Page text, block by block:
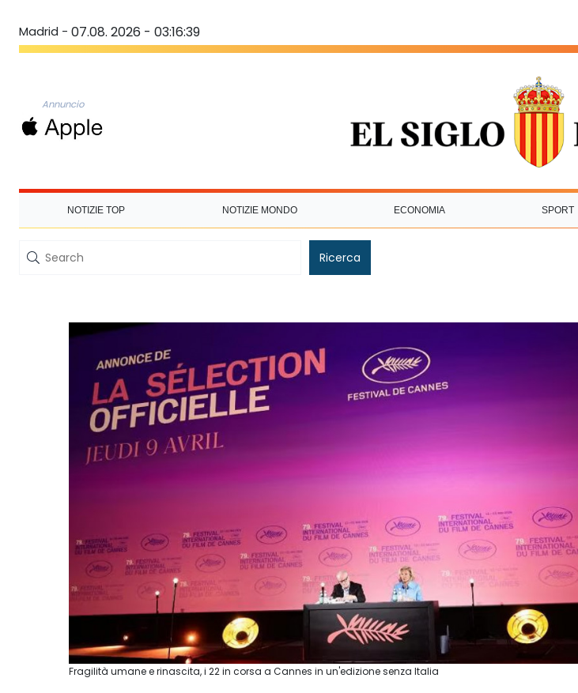
Madrid - 07.08. 2026 - 03:16:40
Annuncio
NOTIZIE TOP NOTIZIE MONDO ECONOMIA SPORT
Ricerca
Fragilità umane e rinascita, i 22 in corsa a Cannes in un'edizione senza Italia